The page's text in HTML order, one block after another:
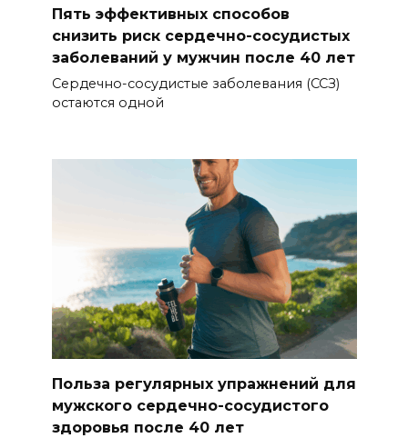
Пять эффективных способов
снизить риск сердечно-сосудистых
заболеваний у мужчин после 40 лет
Сердечно-сосудистые заболевания (ССЗ)
остаются одной
Польза регулярных упражнений для
мужского сердечно-сосудистого
здоровья после 40 лет